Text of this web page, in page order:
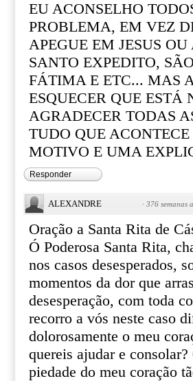
EU ACONSELHO
PROBLEMA, EM VEZ
APEGUE EM JESUS
SANTO EXPEDITO,
FÁTIMA E ETC... MAS
ESQUECER QUE ESTÁ
AGRADECER TODAS
TUDO QUE
MOTIVO E UMA
Responder
ALEXANDRE · 376 semanas
Oração a Santa Rita de
Ó Poderosa Santa Rita,
nos casos desesperados,
momentos da dor que
desesperação, com toda
recorro a vós neste caso
dolorosamente o meu
quereis ajudar e
piedade do meu coração